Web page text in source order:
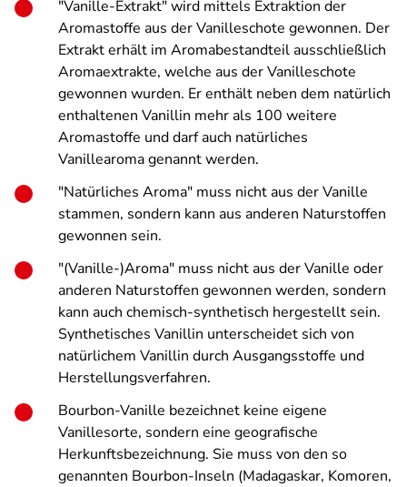
"Vanille-Extrakt" wird mittels Extraktion der
Aromastoffe aus der Vanilleschote gewonnen. Der
Extrakt erhält im Aromabestandteil ausschließlich
Aromaextrakte, welche aus der Vanilleschote
gewonnen wurden. Er enthält neben dem natürlich
enthaltenen Vanillin mehr als 100 weitere
Aromastoffe und darf auch natürliches
Vanillearoma genannt werden.
"Natürliches Aroma" muss nicht aus der Vanille
stammen, sondern kann aus anderen Naturstoffen
gewonnen sein.
"(Vanille-)Aroma" muss nicht aus der Vanille oder
anderen Naturstoffen gewonnen werden, sondern
kann auch chemisch-synthetisch hergestellt sein.
Synthetisches Vanillin unterscheidet sich von
natürlichem Vanillin durch Ausgangsstoffe und
Herstellungsverfahren.
Bourbon-Vanille bezeichnet keine eigene
Vanillesorte, sondern eine geografische
Herkunftsbezeichnung. Sie muss von den so
genannten Bourbon-Inseln (Madagaskar, Komoren,